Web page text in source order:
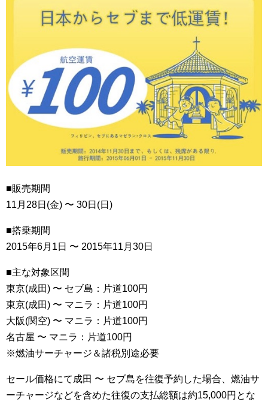
■販売期間
11月28日(金) 〜 30日(日)
■搭乗期間
2015年6月1日 〜 2015年11月30日
■主な対象区間
東京(成田) 〜 セブ島：片道100円
東京(成田) 〜 マニラ：片道100円
大阪(関空) 〜 マニラ：片道100円
名古屋 〜 マニラ：片道100円
※燃油サーチャージ＆諸税別途必要
セール価格にて成田 〜 セブ島を往復予約した場合、燃油サ
ーチャージなどを含めた往復の支払総額は約15,000円とな